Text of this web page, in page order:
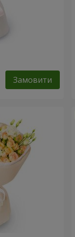
Замовити